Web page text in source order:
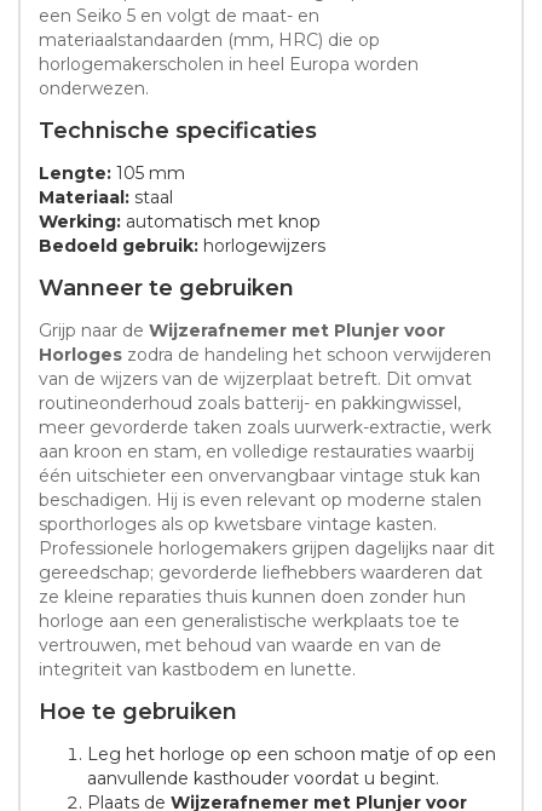
een Seiko 5 en volgt de maat- en
materiaalstandaarden (mm, HRC) die op
horlogemakerscholen in heel Europa worden
onderwezen.
Technische specificaties
Lengte: 105 mm
Materiaal: staal
Werking: automatisch met knop
Bedoeld gebruik: horlogewijzers
Wanneer te gebruiken
Grijp naar de Wijzerafnemer met Plunjer voor
Horloges zodra de handeling het schoon verwijderen
van de wijzers van de wijzerplaat betreft. Dit omvat
routineonderhoud zoals batterij- en pakkingwissel,
meer gevorderde taken zoals uurwerk-extractie, werk
aan kroon en stam, en volledige restauraties waarbij
één uitschieter een onvervangbaar vintage stuk kan
beschadigen. Hij is even relevant op moderne stalen
sporthorloges als op kwetsbare vintage kasten.
Professionele horlogemakers grijpen dagelijks naar dit
gereedschap; gevorderde liefhebbers waarderen dat
ze kleine reparaties thuis kunnen doen zonder hun
horloge aan een generalistische werkplaats toe te
vertrouwen, met behoud van waarde en van de
integriteit van kastbodem en lunette.
Hoe te gebruiken
Leg het horloge op een schoon matje of op een
aanvullende kasthouder voordat u begint.
Plaats de Wijzerafnemer met Plunjer voor